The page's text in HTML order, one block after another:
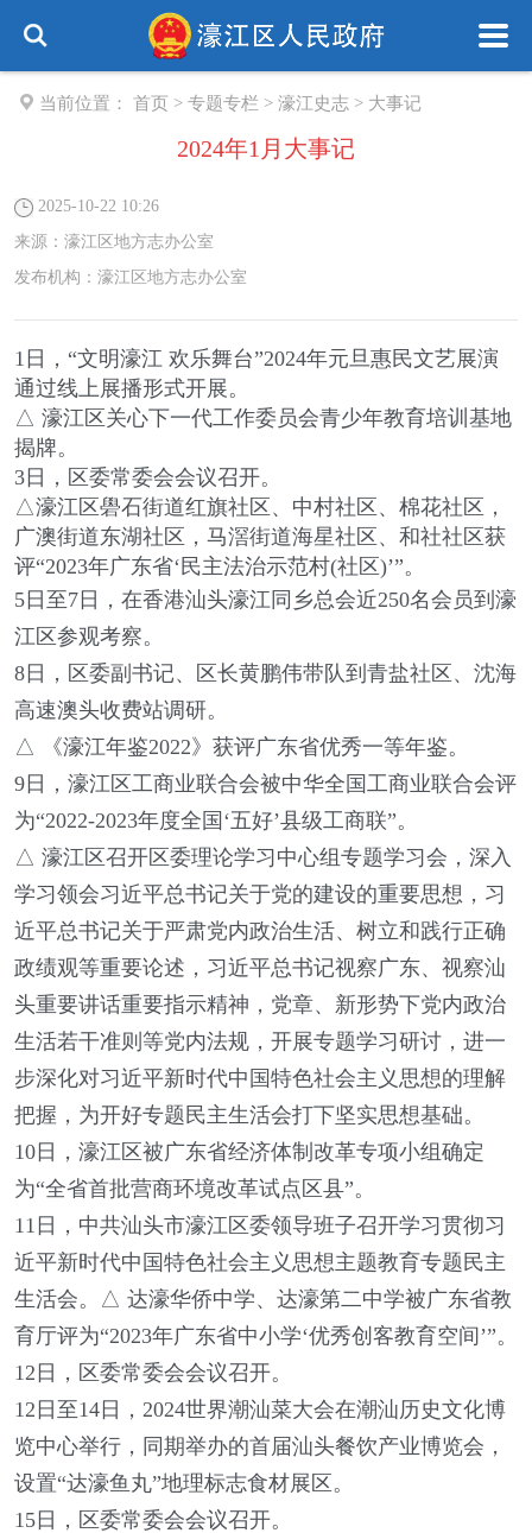
当前位置： 首页 > 专题专栏 > 濠江史志 > 大事记
2024年1月大事记
2025-10-22 10:26
来源： 濠江区地方志办公室
发布机构： 濠江区地方志办公室
1日，“文明濠江 欢乐舞台”2024年元旦惠民文艺展演
通过线上展播形式开展。
△ 濠江区关心下一代工作委员会青少年教育培训基地
揭牌。
3日，区委常委会会议召开。
△濠江区礐石街道红旗社区、中村社区、棉花社区，
广澳街道东湖社区，马滘街道海星社区、和社社区获
评“2023年广东省‘民主法治示范村(社区)’”。
5日至7日，在香港汕头濠江同乡总会近250名会员到濠
江区参观考察。
8日，区委副书记、区长黄鹏伟带队到青盐社区、沈海
高速澳头收费站调研。
△ 《濠江年鉴2022》获评广东省优秀一等年鉴。
9日，濠江区工商业联合会被中华全国工商业联合会评
为“2022-2023年度全国‘五好’县级工商联”。
△ 濠江区召开区委理论学习中心组专题学习会，深入
学习领会习近平总书记关于党的建设的重要思想，习
近平总书记关于严肃党内政治生活、树立和践行正确
政绩观等重要论述，习近平总书记视察广东、视察汕
头重要讲话重要指示精神，党章、新形势下党内政治
生活若干准则等党内法规，开展专题学习研讨，进一
步深化对习近平新时代中国特色社会主义思想的理解
把握，为开好专题民主生活会打下坚实思想基础。
10日，濠江区被广东省经济体制改革专项小组确定
为“全省首批营商环境改革试点区县”。
11日，中共汕头市濠江区委领导班子召开学习贯彻习
近平新时代中国特色社会主义思想主题教育专题民主
生活会。△ 达濠华侨中学、达濠第二中学被广东省教
育厅评为“2023年广东省中小学‘优秀创客教育空间’”。
12日，区委常委会会议召开。
12日至14日，2024世界潮汕菜大会在潮汕历史文化博
览中心举行，同期举办的首届汕头餐饮产业博览会，
设置“达濠鱼丸”地理标志食材展区。
15日，区委常委会会议召开。